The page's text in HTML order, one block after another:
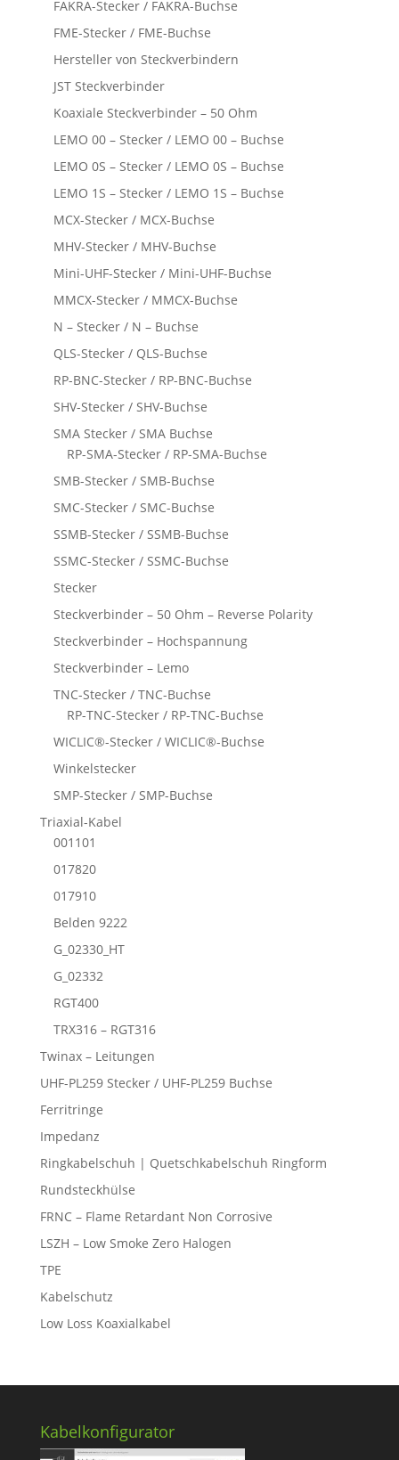
FAKRA-Stecker / FAKRA-Buchse
FME-Stecker / FME-Buchse
Hersteller von Steckverbindern
JST Steckverbinder
Koaxiale Steckverbinder – 50 Ohm
LEMO 00 – Stecker / LEMO 00 – Buchse
LEMO 0S – Stecker / LEMO 0S – Buchse
LEMO 1S – Stecker / LEMO 1S – Buchse
MCX-Stecker / MCX-Buchse
MHV-Stecker / MHV-Buchse
Mini-UHF-Stecker / Mini-UHF-Buchse
MMCX-Stecker / MMCX-Buchse
N – Stecker / N – Buchse
QLS-Stecker / QLS-Buchse
RP-BNC-Stecker / RP-BNC-Buchse
SHV-Stecker / SHV-Buchse
SMA Stecker / SMA Buchse
RP-SMA-Stecker / RP-SMA-Buchse
SMB-Stecker / SMB-Buchse
SMC-Stecker / SMC-Buchse
SSMB-Stecker / SSMB-Buchse
SSMC-Stecker / SSMC-Buchse
Stecker
Steckverbinder – 50 Ohm – Reverse Polarity
Steckverbinder – Hochspannung
Steckverbinder – Lemo
TNC-Stecker / TNC-Buchse
RP-TNC-Stecker / RP-TNC-Buchse
WICLIC®-Stecker / WICLIC®-Buchse
Winkelstecker
SMP-Stecker / SMP-Buchse
Triaxial-Kabel
001101
017820
017910
Belden 9222
G_02330_HT
G_02332
RGT400
TRX316 – RGT316
Twinax – Leitungen
UHF-PL259 Stecker / UHF-PL259 Buchse
Ferritringe
Impedanz
Ringkabelschuh | Quetschkabelschuh Ringform
Rundsteckhülse
FRNC – Flame Retardant Non Corrosive
LSZH – Low Smoke Zero Halogen
TPE
Kabelschutz
Low Loss Koaxialkabel
Kabelkonfigurator